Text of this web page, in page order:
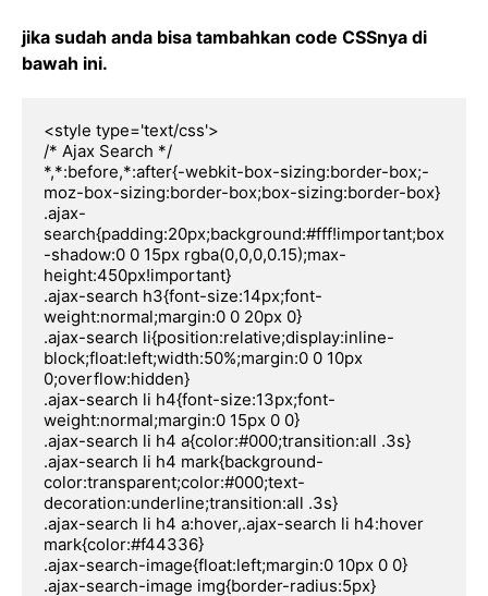
jika sudah anda bisa tambahkan code CSSnya di
bawah ini.
<style type='text/css'>
/* Ajax Search */
*,*:before,*:after{-webkit-box-sizing:border-box;-
moz-box-sizing:border-box;box-sizing:border-box}
.ajax-
search{padding:20px;background:#fff!important;box
-shadow:0 0 15px rgba(0,0,0,0.15);max-
height:450px!important}
.ajax-search h3{font-size:14px;font-
weight:normal;margin:0 0 20px 0}
.ajax-search li{position:relative;display:inline-
block;float:left;width:50%;margin:0 0 10px
0;overflow:hidden}
.ajax-search li h4{font-size:13px;font-
weight:normal;margin:0 15px 0 0}
.ajax-search li h4 a{color:#000;transition:all .3s}
.ajax-search li h4 mark{background-
color:transparent;color:#000;text-
decoration:underline;transition:all .3s}
.ajax-search li h4 a:hover,.ajax-search li h4:hover
mark{color:#f44336}
.ajax-search-image{float:left;margin:0 10px 0 0}
.ajax-search-image img{border-radius:5px}